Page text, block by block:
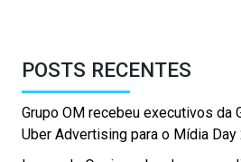
POSTS RECENTES
Grupo OM recebeu executivos da
Uber Advertising para o Mídia Day